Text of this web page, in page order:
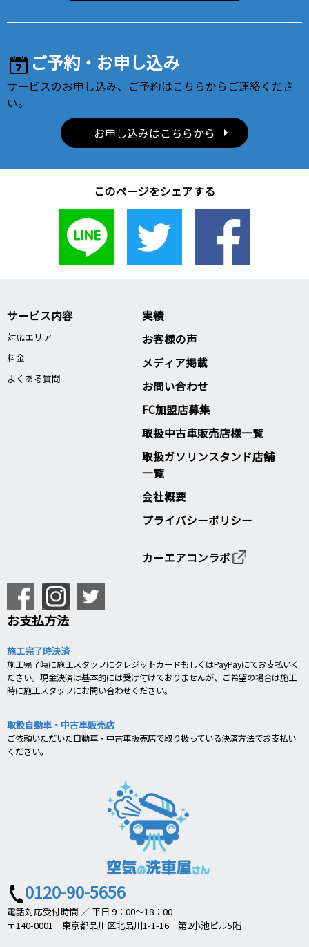
ご予約・お申し込み
サービスのお申し込み、ご予約はこちらからご連絡くださ
い。
お申し込みはこちらから
このページをシェアする
サービス内容
対応エリア
料金
よくある質問
実績
お客様の声
メディア掲載
お問い合わせ
FC加盟店募集
取扱中古車販売店様一覧
取扱ガソリンスタンド店舗
一覧
会社概要
プライバシーポリシー
カーエアコンラボ
お支払方法
施工完了時決済
施工完了時に施工スタッフにクレジットカードもしくはPayPayにてお支払いく
ださい。現金決済は基本的には受け付けておりませんが、ご希望の場合は施工
時に施工スタッフにお問い合わせください。
取扱自動車・中古車販売店
ご依頼いただいた自動車・中古車販売店で取り扱っている決済方法でお支払い
ください。
0120-90-5656
電話対応受付時間 ／ 平日 9：00～18：00
〒140-0001 東京都品川区北品川1-1-16 第2小池ビル5階